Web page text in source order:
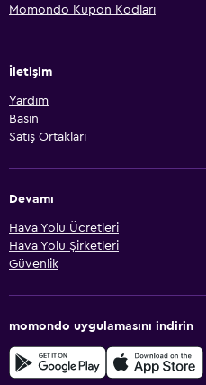
Momondo Kupon Kodları
İletişim
Yardım
Basın
Satış Ortakları
Devamı
Hava Yolu Ücretleri
Hava Yolu Şirketleri
Güvenlik
momondo uygulamasını indirin